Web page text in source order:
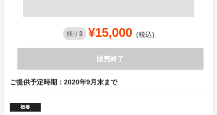
残り 3 ¥15,000 (税込)
販売終了
ご提供予定時期：2020年9月末まで
概要